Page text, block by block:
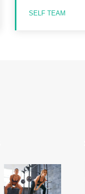
SELF TEAM